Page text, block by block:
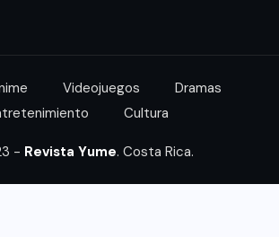
Videojuegos
Dramas
Cultura
- Revista Yume. Costa Rica.